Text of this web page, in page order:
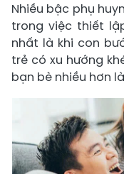
Nhiều bậc phụ
trong việc thiết
nhất là khi con
trẻ có xu hướng
bạn bè nhiều hơn